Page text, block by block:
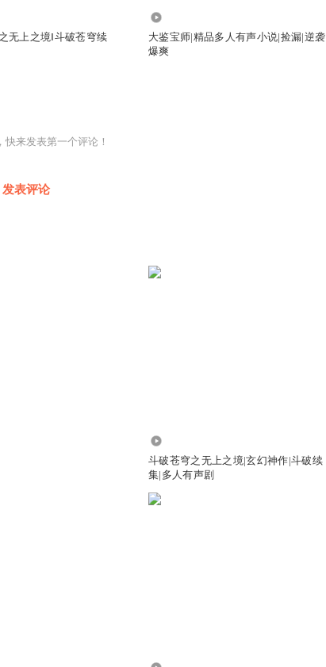
无上之境Ⅰ斗破苍穹续
大鉴宝师|精品多人有声小说|捡漏|逆袭
爆爽
快来发表第一个评论！
发表评论
斗破苍穹之无上之境|玄幻神作|斗破续
集|多人有声剧